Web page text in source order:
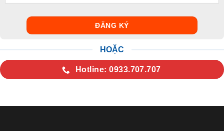
HOẶC
Hotline: 0933.707.707